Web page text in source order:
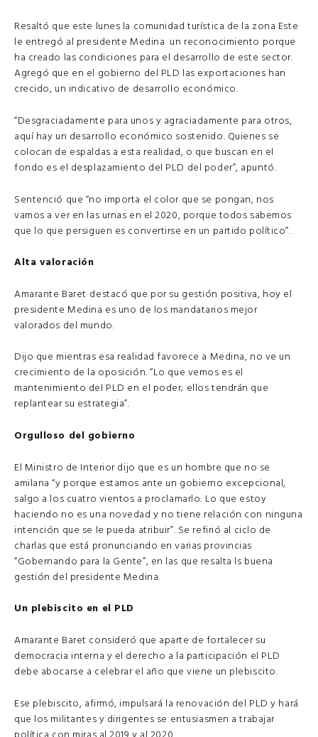
Resaltó que este lunes la comunidad turística de la zona Este
le entregó al presidente Medina un reconocimiento porque
ha creado las condiciones para el desarrollo de este sector.
Agregó que en el gobierno del PLD las exportaciones han
crecido, un indicativo de desarrollo económico.
“Desgraciadamente para unos y agraciadamente para otros,
aquí hay un desarrollo económico sostenido. Quienes se
colocan de espaldas a esta realidad, o que buscan en el
fondo es el desplazamiento del PLD del poder”, apuntó.
Sentenció que “no importa el color que se pongan, nos
vamos a ver en las urnas en el 2020, porque todos sabemos
que lo que persiguen es convertirse en un partido político”.
Alta valoración
Amarante Baret destacó que por su gestión positiva, hoy el
presidente Medina es uno de los mandatarios mejor
valorados del mundo.
Dijo que mientras esa realidad favorece a Medina, no ve un
crecimiento de la oposición. “Lo que vemos es el
mantenimiento del PLD en el poder; ellos tendrán que
replantear su estrategia”.
Orgulloso del gobierno
El Ministro de Interior dijo que es un hombre que no se
amilana “y porque estamos ante un gobierno excepcional,
salgo a los cuatro vientos a proclamarlo. Lo que estoy
haciendo no es una novedad y no tiene relación con ninguna
intención que se le pueda atribuir”. Se refirió al ciclo de
charlas que está pronunciando en varias provincias
“Gobernando para la Gente”, en las que resalta ls buena
gestión del presidente Medina.
Un plebiscito en el PLD
Amarante Baret consideró que aparte de fortalecer su
democracia interna y el derecho a la participación el PLD
debe abocarse a celebrar el año que viene un plebiscito.
Ese plebiscito, afirmó, impulsará la renovación del PLD y hará
que los militantes y dirigentes se entusiasmen a trabajar